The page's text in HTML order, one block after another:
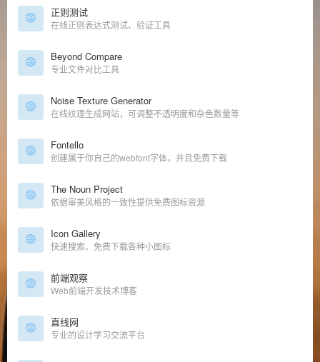
正则测试
在线正则表达式测试、验证工具
Beyond Compare
专业文件对比工具
Noise Texture Generator
在线纹理生成网站，可调整不透明度和杂色数量等
Fontello
创建属于你自己的webfont字体，并且免费下载
The Noun Project
依据审美风格的一致性提供免费图标资源
Icon Gallery
快速搜索、免费下载各种小图标
前端观察
Web前端开发技术博客
直线网
专业的设计学习交流平台